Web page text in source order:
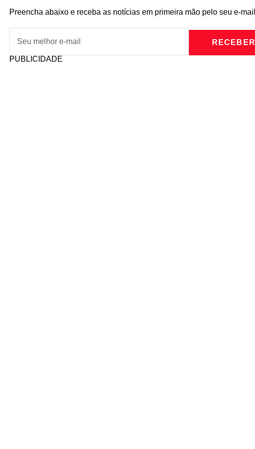
Preencha abaixo e receba as notícias em primeira mão pelo seu e-mail
RECEBER
PUBLICIDADE